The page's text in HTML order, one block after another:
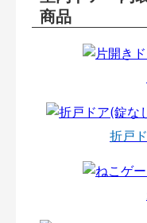
商品
折戸